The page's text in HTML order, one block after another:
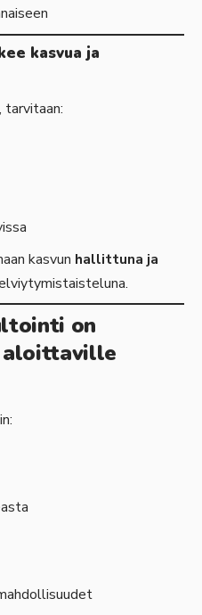
kasvua ja
tarvitaan:
kasvun hallittuna ja
on
aloittaville